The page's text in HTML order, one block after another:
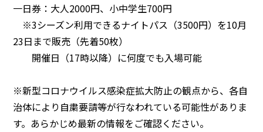
一日券：大人2000円、小中学生700円
※3シーズン利用できるナイトパス（3500円）を10月
23日まで販売（先着50枚）
開催日（17時以降）に何度でも入場可能
※新型コロナウイルス感染症拡大防止の観点から、各自
治体により自粛要請等が行なわれている可能性がありま
す。あらかじめ最新の情報をご確認ください。